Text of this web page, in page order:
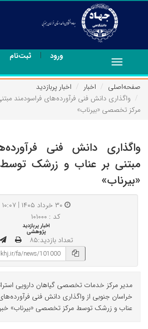
ورود | ثبت‌نام
Toggle
navigation
صفحه‌اصلی
اخبار
اخبار پربازدید
واگذاری دانش فنی فرآورده‌های فراسودمند
مرکز تخصصی «بیرناب»
واگذاری دانش فنی
مبتنی بر عناب و زرشک
«بیرناب»
کد : ۱۰۱۰۰۰
اخبار پربازدید
پژوهشی
تعداد بازدید:۸۵
مدیر مرکز خدمات تخصصی گیاهان دارویی
خراسان جنوبی از واگذاری دانش فنی
عناب و زرشک توسط مرکز تخصصی «بیرناب»